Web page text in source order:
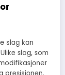
slag kan
slag, som